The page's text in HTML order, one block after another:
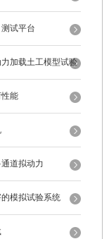
试平台
加载土工模型试验
能
道拟动力
模拟试验系统